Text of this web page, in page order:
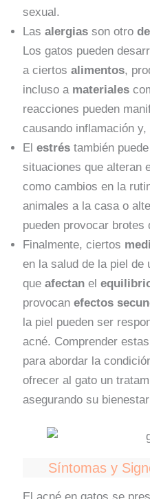
sexual.
Lasalergias son otro
Los gatos pueden
a ciertosalimentos,
incluso a materiales
reacciones pueden
causando inflamación
Elestréstambién
situaciones que alteran
como cambios en la
animales a la casa o
pueden provocar brotes
Finalmente, ciertos
en la salud de la piel de
queafectanel
provocanefectos
la piel pueden ser
acné. Comprender
para abordar la
ofrecer al gato un
asegurando su
Síntomas y